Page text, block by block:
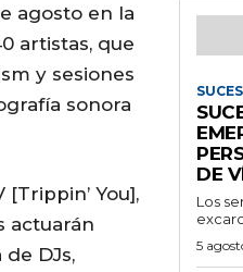
agosto en la
artistas, que
y sesiones
sonora
You],
actuarán
DJs,
DE
Los
5